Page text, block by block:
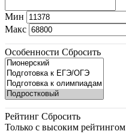
Мин
Макс
Особенности Сбросить
Рейтинг Сбросить
Только с высоким рейтингом